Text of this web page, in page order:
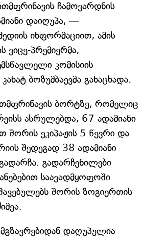
ჩამოვარდნის
დაიღუპა, —
ინფორმაციით, ამის
ვიცე-პრემიერმა,
კომისიის
ბოზუმბაევმა განაცხადა.
ბორტზე, რომელიც
ასრულებდა, 67 ადამიანი
შორის ეკიპაჟის 5 წევრი და
შედეგად 38 ადამიანი
გადარჩენილები
საავადმყოფოში
შორის ზოგიერთის
დაღუპულია